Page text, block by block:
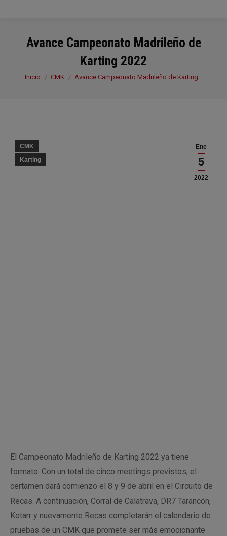
Avance Campeonato Madrileño de
Karting 2022
Estás aquí:
Inicio CMK Avance Campeonato Madrileño de Karting…
Ene
5
2022
CMK
Karting
El Campeonato Madrileño de Karting 2022 ya tiene
formato. Con un total de cinco meetings previstos, el
certamen dará comienzo el 8 y 9 de abril en el Circuito de
Recas. A continuación, Corral de Calatrava, DR7 Tarancón,
Kotarr y nuevamente Recas completarán el calendario de
pruebas de un CMK que promete ser más emocionante